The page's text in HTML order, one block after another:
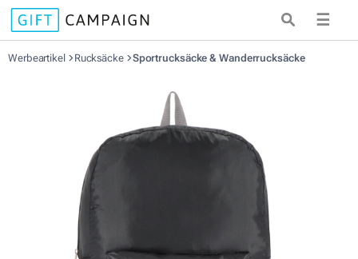
☰
Werbeartikel Rucksäcke Sportrucksäcke & Wanderrucksäcke